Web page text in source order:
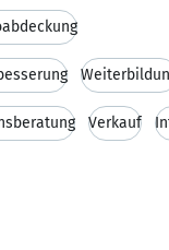
Verkauf